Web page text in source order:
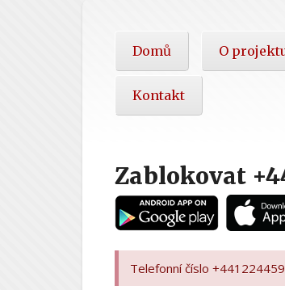
Domů O
Kontakt
Zablokovat
Telefonní číslo